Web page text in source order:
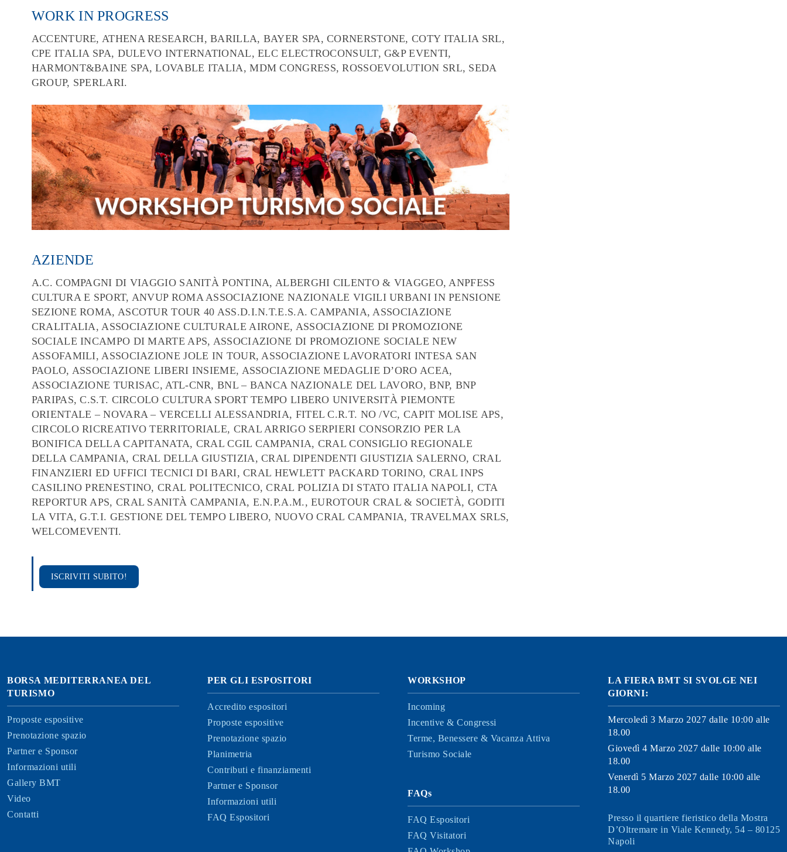
WORK IN PROGRESS
ACCENTURE, ATHENA RESEARCH, BARILLA, BAYER SPA, CORNERSTONE, COTY ITALIA SRL,
CPE ITALIA SPA, DULEVO INTERNATIONAL, ELC ELECTROCONSULT, G&P EVENTI,
HARMONT&BAINE SPA, LOVABLE ITALIA, MDM CONGRESS, ROSSOEVOLUTION SRL, SEDA
GROUP, SPERLARI.
AZIENDE
A.C. COMPAGNI DI VIAGGIO SANITÀ PONTINA, ALBERGHI CILENTO & VIAGGEO, ANPFESS
CULTURA E SPORT, ANVUP ROMA ASSOCIAZIONE NAZIONALE VIGILI URBANI IN PENSIONE
SEZIONE ROMA, ASCOTUR TOUR 40 ASS.D.I.N.T.E.S.A. CAMPANIA, ASSOCIAZIONE
CRALITALIA, ASSOCIAZIONE CULTURALE AIRONE, ASSOCIAZIONE DI PROMOZIONE
SOCIALE INCAMPO DI MARTE APS, ASSOCIAZIONE DI PROMOZIONE SOCIALE NEW
ASSOFAMILI, ASSOCIAZIONE JOLE IN TOUR, ASSOCIAZIONE LAVORATORI INTESA SAN
PAOLO, ASSOCIAZIONE LIBERI INSIEME, ASSOCIAZIONE MEDAGLIE D’ORO ACEA,
ASSOCIAZIONE TURISAC, ATL-CNR, BNL – BANCA NAZIONALE DEL LAVORO, BNP, BNP
PARIPAS, C.S.T. CIRCOLO CULTURA SPORT TEMPO LIBERO UNIVERSITÀ PIEMONTE
ORIENTALE – NOVARA – VERCELLI ALESSANDRIA, FITEL C.R.T. NO /VC, CAPIT MOLISE APS,
CIRCOLO RICREATIVO TERRITORIALE, CRAL ARRIGO SERPIERI CONSORZIO PER LA
BONIFICA DELLA CAPITANATA, CRAL CGIL CAMPANIA, CRAL CONSIGLIO REGIONALE
DELLA CAMPANIA, CRAL DELLA GIUSTIZIA, CRAL DIPENDENTI GIUSTIZIA SALERNO, CRAL
FINANZIERI ED UFFICI TECNICI DI BARI, CRAL HEWLETT PACKARD TORINO, CRAL INPS
CASILINO PRENESTINO, CRAL POLITECNICO, CRAL POLIZIA DI STATO ITALIA NAPOLI, CTA
REPORTUR APS, CRAL SANITÀ CAMPANIA, E.N.P.A.M., EUROTOUR CRAL & SOCIETÀ, GODITI
LA VITA, G.T.I. GESTIONE DEL TEMPO LIBERO, NUOVO CRAL CAMPANIA, TRAVELMAX SRLS,
WELCOMEVENTI.
ISCRIVITI SUBITO!
BORSA MEDITERRANEA DEL
TURISMO
Proposte espositive
Prenotazione spazio
Partner e Sponsor
Informazioni utili
Gallery BMT
Video
Contatti
PER GLI ESPOSITORI
Accredito espositori
Proposte espositive
Prenotazione spazio
Planimetria
Contributi e finanziamenti
Partner e Sponsor
Informazioni utili
FAQ Espositori
WORKSHOP
Incoming
Incentive & Congressi
Terme, Benessere & Vacanza Attiva
Turismo Sociale
FAQs
FAQ Espositori
FAQ Visitatori
LA FIERA BMT SI SVOLGE NEI
GIORNI:
Mercoledì 3 Marzo 2027 dalle 10:00 alle
18.00
Giovedì 4 Marzo 2027 dalle 10:00 alle
18.00
Venerdì 5 Marzo 2027 dalle 10:00 alle
18.00
Presso il quartiere fieristico della Mostra
D’Oltremare in Viale Kennedy, 54 – 80125
Napoli